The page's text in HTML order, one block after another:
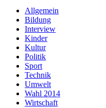
Allgemein
Bildung
Interview
Kinder
Kultur
Politik
Sport
Technik
Umwelt
Wahl 2014
Wirtschaft